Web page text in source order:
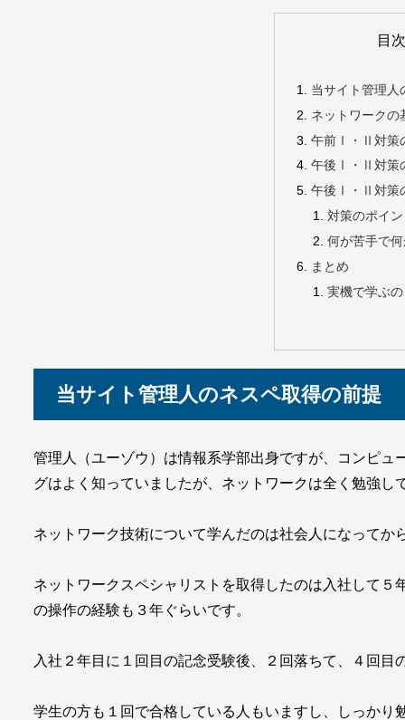
目次
当サイト管理人
ネットワークの
午前Ⅰ・Ⅱ対策
午後Ⅰ・Ⅱ対策
午後Ⅰ・Ⅱ対策
対策のポイ
何が苦手で
まとめ
実機で学ぶ
当サイト管理人のネスペ取得の前提
管理人（ユーゾウ）は情報系学部出身ですが、コンピ
グはよく知っていましたが、ネットワークは全く勉強し
ネットワーク技術について学んだのは社会人になってか
ネットワークスペシャリストを取得したのは入社して
の操作の経験も３年ぐらいです。
入社２年目に１回目の記念受験後、２回落ちて、４回
学生の方も１回で合格している人もいますし、しっかり